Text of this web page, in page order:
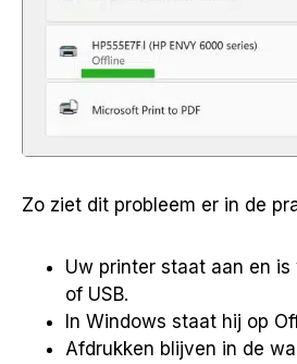
Zo ziet dit probleem er in de
Uw printer staat aan en
of USB.
In Windows staat hij op
Afdrukken blijven in de